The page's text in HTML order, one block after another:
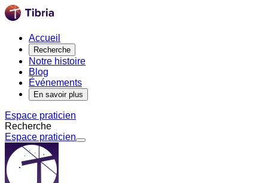
Accueil
Recherche
Notre histoire
Blog
Événements
En savoir plus
Espace praticien
Recherche
Espace praticien